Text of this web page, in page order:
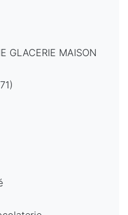
GLACERIE MAISON